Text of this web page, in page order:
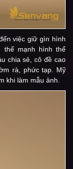
việc giữ gìn hình
thế mạnh hình thể
chia sẻ, cô đề cao
rà, phức tạp. Mỹ
khi làm mẫu ảnh.